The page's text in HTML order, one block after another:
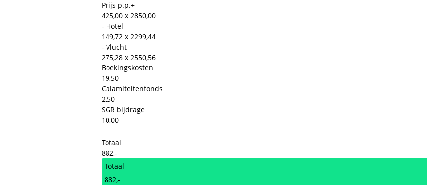
Prijs p.p.+
425,00 x 2850,00
- Hotel
149,72 x 2299,44
- Vlucht
275,28 x 2550,56
Boekingskosten
19,50
Calamiteitenfonds
2,50
SGR bijdrage
10,00
Totaal
882,-
Totaal
882,-